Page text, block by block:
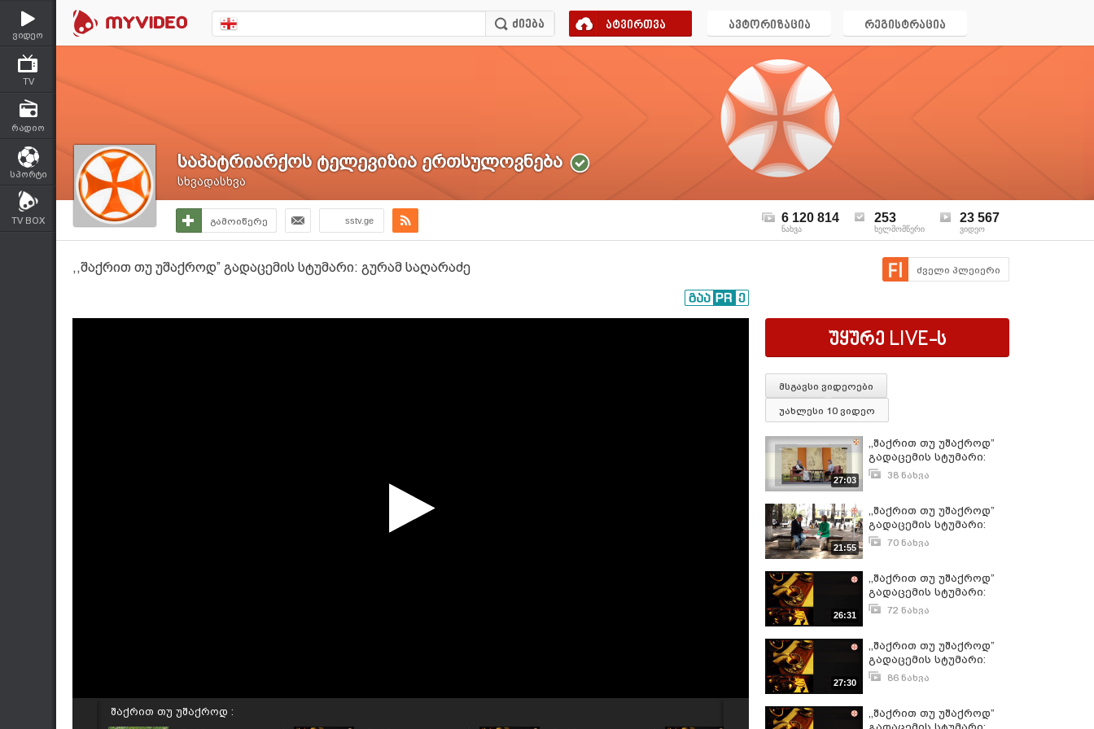
ვიდეო
TV
რადიო
სპორტი
TV BOX
ატვირთვა ავტორიზაცია რეგისტრაცია
საპატრიარქოს ტელევიზია ერთსულოვნება
სხვადასხვა
გამოიწერე sstv.ge 6 120 814
ნახვა
253
ხელმომწერი
23 567
ვიდეო
,,შაქრით თუ უშაქროდ” გადაცემის სტუმარი: გურამ საღარაძე ძველი პლეიერი
შაქრით თუ უშაქროდ :
უყურე LIVE-ს
მსგავსი ვიდეოები
უახლესი 10 ვიდეო
27:03
,,შაქრით თუ უშაქროდ”
გადაცემის სტუმარი:
თიკო კობალაძე
38 ნახვა
21:55
,,შაქრით თუ უშაქროდ”
გადაცემის სტუმარი:
ნათია გუჯაბიძე
70 ნახვა
26:31
,,შაქრით თუ უშაქროდ”
გადაცემის სტუმარი:
ვაკო შიუკაშვილი
72 ნახვა
27:30
,,შაქრით თუ უშაქროდ”
გადაცემის სტუმარი:
გიორგი ლორია
86 ნახვა
,,შაქრით თუ უშაქროდ”